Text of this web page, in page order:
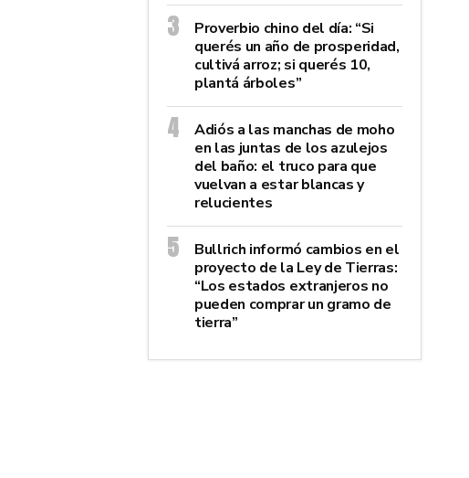
Proverbio chino del día: “Si
querés un año de prosperidad,
cultivá arroz; si querés 10,
plantá árboles”
Adiós a las manchas de moho
en las juntas de los azulejos
del baño: el truco para que
vuelvan a estar blancas y
relucientes
Bullrich informó cambios en el
proyecto de la Ley de Tierras:
“Los estados extranjeros no
pueden comprar un gramo de
tierra”